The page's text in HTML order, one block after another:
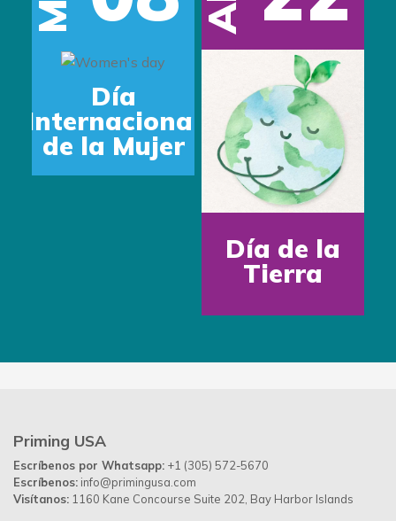
Día
Internacional
de la Mujer
Día de la
Tierra
Priming USA
Escríbenos por Whatsapp: +1 (305) 572-5670
Escríbenos: info@primingusa.com
Visítanos: 1160 Kane Concourse Suite 202, Bay Harbor Islands